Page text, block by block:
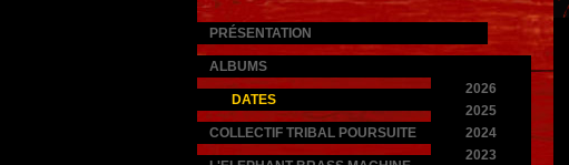
PRÉSENTATION
ALBUMS
DATES
COLLECTIF TRIBAL POURSUITE
2026
2025
2024
2023